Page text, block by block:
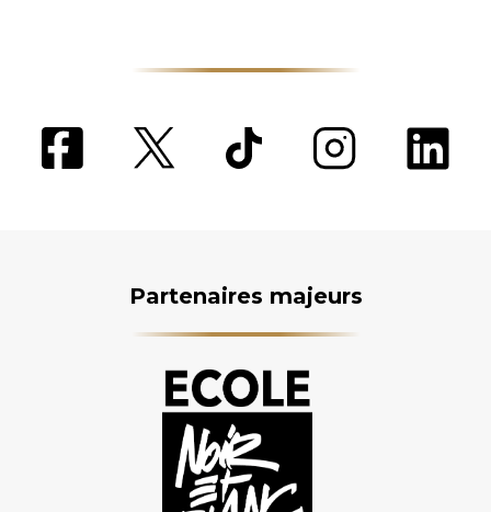
Partenaires majeurs